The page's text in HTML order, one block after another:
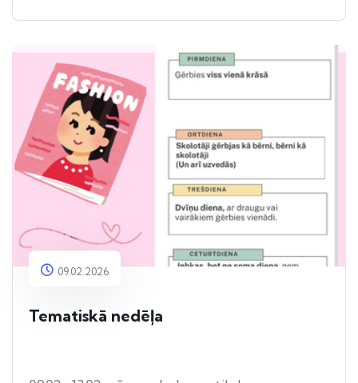
09.02.2026
Tematiskā nedēļa